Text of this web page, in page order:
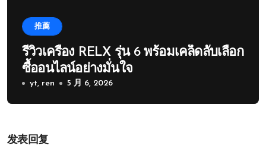
推薦
รีวิวเครื่อง RELX รุ่น 6 พร้อมเคล็ดลับเลือก
ซื้ออนไลน์อย่างมั่นใจ
yt, ren 5 月 6, 2026
发表回复